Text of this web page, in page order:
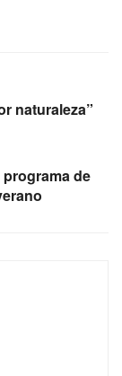
naturaleza”
de